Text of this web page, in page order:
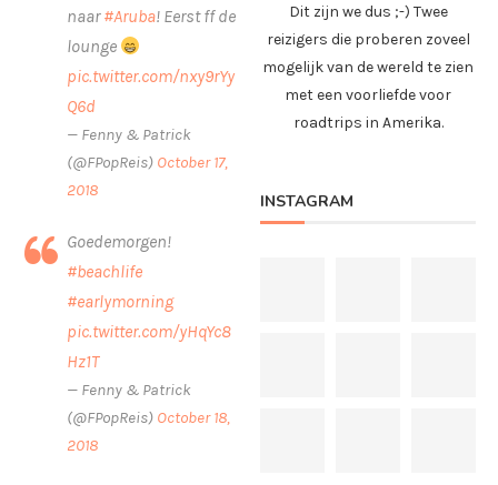
naar#Aruba! Eerst ff de
lounge
pic.twitter.com/nxy9rYy
Q6d
— Fenny & Patrick
(@FPopReis) October 17,
2018
Goedemorgen!
#beachlife
#earlymorning
pic.twitter.com/yHqYc8
Hz1T
— Fenny & Patrick
(@FPopReis) October 18,
2018
Dit zijn we dus ;-) Twee
reizigers die proberen zoveel
mogelijk van de wereld te zien
met een voorliefde voor
roadtrips in Amerika.
INSTAGRAM